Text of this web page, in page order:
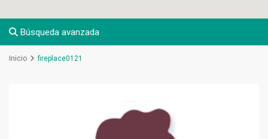
Búsqueda avanzada
Inicio fireplace0121